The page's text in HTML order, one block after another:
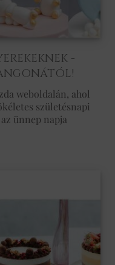
-
weboldalán, ahol
születésnapi
ünnep napja